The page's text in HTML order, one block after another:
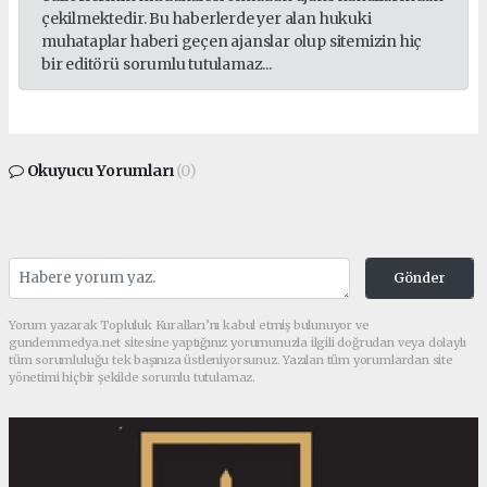
çekilmektedir. Bu haberlerde yer alan hukuki
muhataplar haberi geçen ajanslar olup sitemizin hiç
bir editörü sorumlu tutulamaz...
Okuyucu Yorumları(0)
Gönder
Yorum yazarak Topluluk Kuralları’nı kabul etmiş bulunuyor ve
gundemmedya.net sitesine yaptığınız yorumunuzla ilgili doğrudan veya dolaylı
tüm sorumluluğu tek başınıza üstleniyorsunuz. Yazılan tüm yorumlardan site
yönetimi hiçbir şekilde sorumlu tutulamaz.